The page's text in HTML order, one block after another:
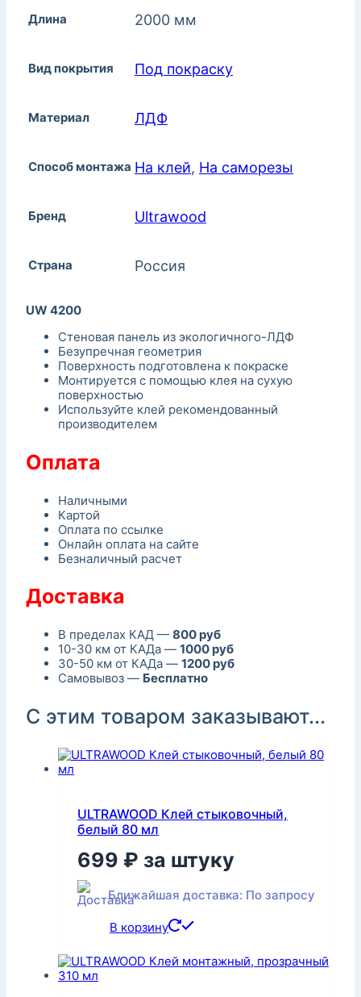
Длина 2000 мм
Вид покрытия Под покраску
Материал ЛДФ
Способ монтажа На клей, На саморезы
Бренд Ultrawood
Страна Россия
UW 4200
Стеновая панель из экологичного-ЛДФ
Безупречная геометрия
Поверхность подготовлена к покраске
Монтируется с помощью клея на сухую
поверхностью
Используйте клей рекомендованный
производителем
Оплата
Наличными
Картой
Оплата по ссылке
Онлайн оплата на сайте
Безналичный расчет
Доставка
В пределах КАД — 800 руб
10-30 км от КАДа — 1000 руб
30-50 км от КАДа — 1200 руб
Самовывоз — Бесплатно
С этим товаром заказывают...
ULTRAWOOD Клей стыковочный,
белый 80 мл
699 ₽ за штуку
Ближайшая доставка: По запросу
В корзину